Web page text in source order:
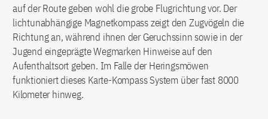
auf der Route geben wohl die grobe Flugrichtung vor. Der
lichtunabhängige Magnetkompass zeigt den Zugvögeln die
Richtung an, während ihnen der Geruchssinn sowie in der
Jugend eingeprägte Wegmarken Hinweise auf den
Aufenthaltsort geben. Im Falle der Heringsmöwen
funktioniert dieses Karte-Kompass System über fast 8000
Kilometer hinweg.